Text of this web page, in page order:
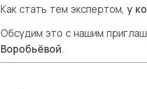
Как стать тем экспертом, у
Обсудим это с нашим
Воробьёвой.